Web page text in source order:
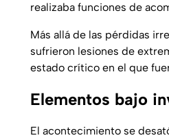
realizaba funciones de
Más allá de las pérdidas
sufrieron lesiones de
estado crítico en el que
Elementos bajo
El acontecimiento se